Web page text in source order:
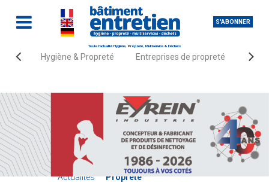
S'ABONNER
Toute l'actualité Hygiène, Propreté, Multiservice & Déchets
Hygiène & Propreté Entreprises de propreté
Accueil
Actualités
Fournisseurs Hygiène &
Propreté